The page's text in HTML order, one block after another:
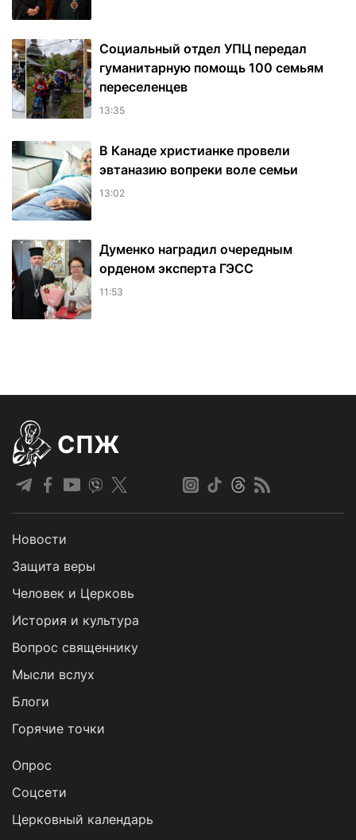
Социальный отдел УПЦ передал
гуманитарную помощь 100 семьям
переселенцев
13:35
В Канаде христианке провели
эвтаназию вопреки воле семьи
13:02
Думенко наградил очередным
орденом эксперта ГЭСС
11:53
СПЖ
Новости
Защита веры
Человек и Церковь
История и культура
Вопрос священнику
Мысли вслух
Блоги
Горячие точки
Опрос
Cоцсети
Церковный календарь